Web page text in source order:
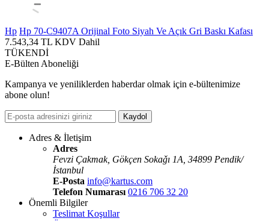
Hp Hp 70-C9407A Orijinal Foto Siyah Ve Açık Gri Baskı Kafası
7.543,34 TL KDV Dahil
TÜKENDİ
E-Bülten Aboneliği
Kampanya ve yeniliklerden haberdar olmak için e-bültenimize
abone olun!
Kaydol
Adres & İletişim
Adres
Fevzi Çakmak, Gökçen Sokaǧı 1A, 34899 Pendik/
İstanbul
E-Posta info@kartus.com
Telefon Numarası 0216 706 32 20
Önemli Bilgiler
Teslimat Koşullar